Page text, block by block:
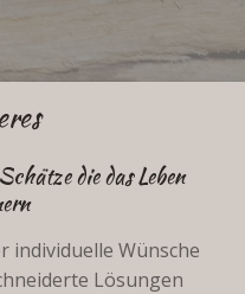
die das Leben
individuelle Wünsche
Lösungen